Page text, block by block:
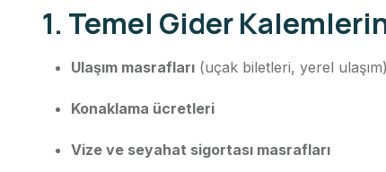
1. Temel Gider
Ulaşım masrafları (uçak biletleri, yerel ulaşım)
Konaklama ücretleri
Vize ve seyahat sigortası masrafları